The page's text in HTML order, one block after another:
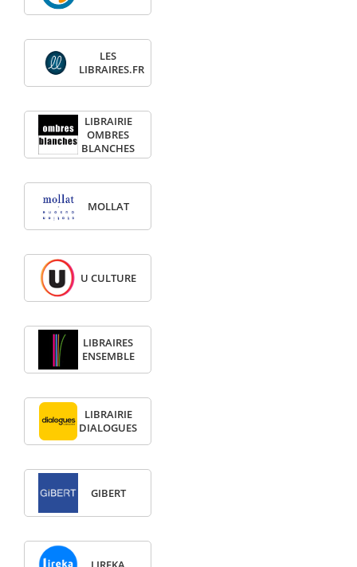
LES
LIBRAIRES.FR
LIBRAIRIE
OMBRES
BLANCHES
MOLLAT
U CULTURE
LIBRAIRES
ENSEMBLE
LIBRAIRIE
DIALOGUES
GIBERT